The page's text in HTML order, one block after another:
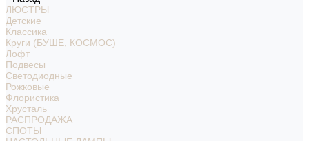
ЛЮСТРЫ
Детские
Классика
Круги (БУШЕ, КОСМОС)
Лофт
Подвесы
Светодиодные
Рожковые
Флористика
Хрусталь
РАСПРОДАЖА
СПОТЫ